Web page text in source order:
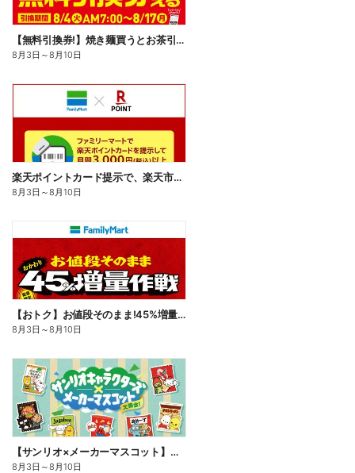
【無料引換券!】焼き麺買うとお茶引換券貰える!
8月3日 ～8月10日
楽天ポイントカード提示で、楽天市場でのお買い物がおトクに!
8月3日 ～8月10日
【おトク】お値段そのまま!45%増量作戦!
8月3日 ～8月10日
【サンリオ×メーカーマスコット】オリジナルグッズ貰える!
8月3日 ～8月10日